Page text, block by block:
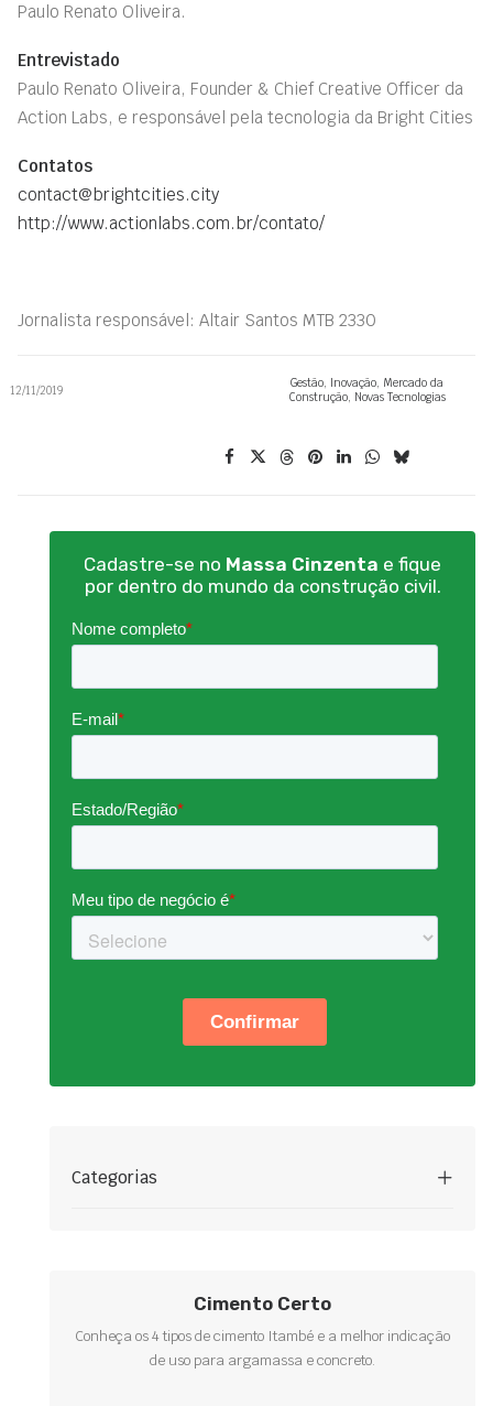
Paulo Renato Oliveira.
Entrevistado
Paulo Renato Oliveira, Founder & Chief Creative Officer da
Action Labs, e responsável pela tecnologia da Bright Cities
Contatos
contact@brightcities.city
http://www.actionlabs.com.br/contato/
Jornalista responsável: Altair Santos MTB 2330
12/11/2019 Gestão, Inovação, Mercado da
Construção, Novas Tecnologias
Cadastre-se no Massa Cinzenta e fique
por dentro do mundo da construção civil.
Categorias
Cimento Certo
Conheça os 4 tipos de cimento Itambé e a melhor indicação
de uso para argamassa e concreto.